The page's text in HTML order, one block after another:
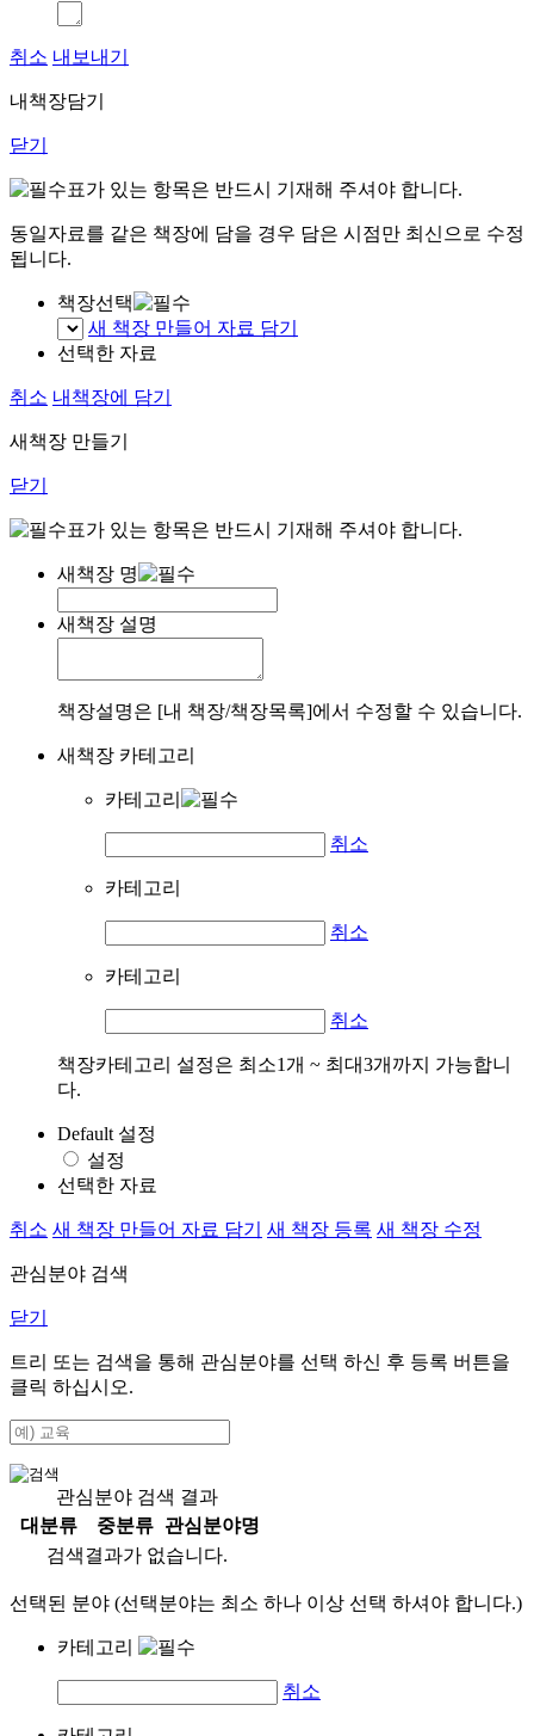
취소 내보내기
내책장담기
닫기
표가 있는 항목은 반드시 기재해 주셔야 합니다.
동일자료를 같은 책장에 담을 경우 담은 시점만 최신으로 수정
됩니다.
책장선택
새 책장 만들어 자료 담기
선택한 자료
취소 내책장에 담기
새책장 만들기
닫기
표가 있는 항목은 반드시 기재해 주셔야 합니다.
새책장 명
새책장 설명
책장설명은 [내 책장/책장목록]에서 수정할 수 있습니다.
새책장 카테고리
카테고리
취소
카테고리
취소
카테고리
취소
책장카테고리 설정은 최소1개 ~ 최대3개까지 가능합니
다.
Default 설정
설정
선택한 자료
취소 새 책장 만들어 자료 담기 새 책장 등록 새 책장 수정
관심분야 검색
닫기
트리 또는 검색을 통해 관심분야를 선택 하신 후 등록 버튼을
클릭 하십시오.
관심분야 검색 결과
대분류
중분류
관심분야명
검색결과가 없습니다.
선택된 분야 (선택분야는 최소 하나 이상 선택 하셔야 합니다.)
카테고리
취소